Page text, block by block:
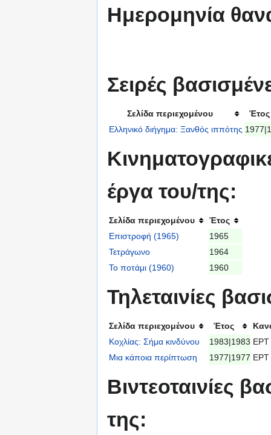
Ημερομηνία
Σειρές
Σελίδα περιεχομένου
Έτος
Ελληνικό διήγημα: Ξανθός ιππότης
έργα του/της:
Σελίδα περιεχομένου
Έτος
Επιστροφή (1965)
1965
Τετράγωνο
1964
Το ποτάμι (1960)
1960
Τηλεταινίες
Σελίδα περιεχομένου Έτος
Κοχλίας: Σήμα κινδύνου
1983|1983 ΕΡΤ
Μια κάποια περίπτωση
1977|1977 ΕΡΤ
Βιντεοταινίες
της: